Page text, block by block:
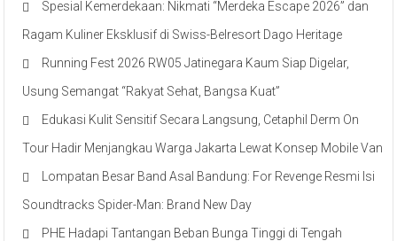
Spesial Kemerdekaan: Nikmati “Merdeka Escape 2026” dan
Ragam Kuliner Eksklusif di Swiss-Belresort Dago Heritage
Running Fest 2026 RW05 Jatinegara Kaum Siap Digelar,
Usung Semangat “Rakyat Sehat, Bangsa Kuat”
Edukasi Kulit Sensitif Secara Langsung, Cetaphil Derm On
Tour Hadir Menjangkau Warga Jakarta Lewat Konsep Mobile Van
Lompatan Besar Band Asal Bandung: For Revenge Resmi Isi
Soundtracks Spider-Man: Brand New Day
PHE Hadapi Tantangan Beban Bunga Tinggi di Tengah